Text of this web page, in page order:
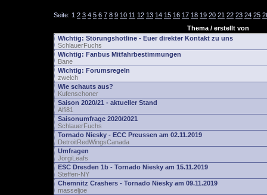
Seite: 1 2 3 4 5 6 7 8 9 10 11 12 13 14 15 16 17 18 19 20 21 22 23 24 25
Thema / erstellt von
Wichtig: Störungshotline - Euer direkter Kontakt zu uns
SchlauerFuchs
Wichtig: Fanbus Mitfahrbestimmungen
Bane
Wichtig: Forumsregeln
zwelch
Wie schauts aus?
Kufenschoner
Saison 2020/21 - aktueller Stand
Alfi81
Saisonumfrage 2020/2021
SchlauerFuchs
Tornado Niesky - ECC Preussen am 02.11.2019
DetroitRedWingsCanada
Umfragen
JörgiLeafs
ESC Dresden 1b - Tornado Niesky am 15.11.2019
Steffen-NY
Chemnitz Crashers - Tornado Niesky am 09.11.2019
masseljoe